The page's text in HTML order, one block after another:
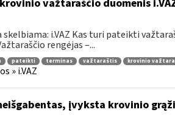
važtaraščio duomenis
i.VAZ Kas turi pateikti
rengėjas –...
pateikti terminas važtaraštis krovinio
» i.VAZ
įvyksta krovinio